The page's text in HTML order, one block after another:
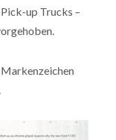
up Trucks –
.